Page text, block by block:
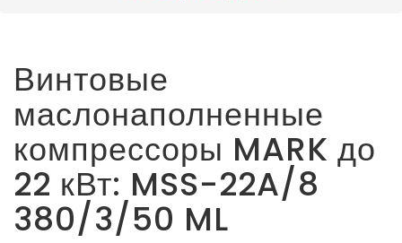
Винтовые
маслонаполненные
компрессоры MARK до
22 кВт: MSS-22A/8
380/3/50 ML